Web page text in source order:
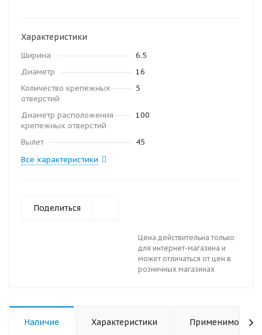
Характеристики
Ширина
6.5
Диаметр
16
Количество крепежных
отверстий
5
Диаметр расположения
крепежных отверстий
100
Вылет
45
Все характеристики
Поделиться
Цена действительна только
для интернет-магазина и
может отличаться от цен в
розничных магазинах
Наличие Характеристики Применимость